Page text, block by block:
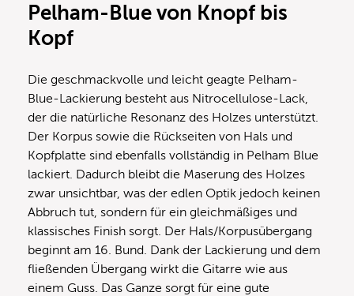
Pelham-Blue von Knopf bis
Kopf
Die geschmackvolle und leicht geagte Pelham-
Blue-Lackierung besteht aus Nitrocellulose-Lack,
der die natürliche Resonanz des Holzes unterstützt.
Der Korpus sowie die Rückseiten von Hals und
Kopfplatte sind ebenfalls vollständig in Pelham Blue
lackiert. Dadurch bleibt die Maserung des Holzes
zwar unsichtbar, was der edlen Optik jedoch keinen
Abbruch tut, sondern für ein gleichmäßiges und
klassisches Finish sorgt. Der Hals/Korpusübergang
beginnt am 16. Bund. Dank der Lackierung und dem
fließenden Übergang wirkt die Gitarre wie aus
einem Guss. Das Ganze sorgt für eine gute